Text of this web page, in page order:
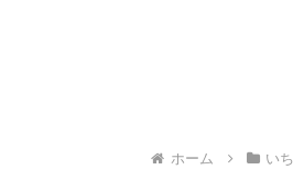
ホーム い